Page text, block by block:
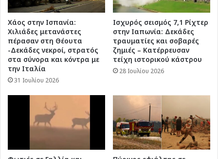
Χάος στην Ισπανία:
Χιλιάδες μετανάστες
πέρασαν στη Θέουτα
-Δεκάδες νεκροί, στρατός
στα σύνορα και κόντρα με
την Ιταλία
31 Ιουλίου 2026
Ισχυρός σεισμός 7,1 Ρίχτερ
στην Ιαπωνία: Δεκάδες
τραυματίες και σοβαρές
ζημιές – Κατέρρευσαν
τείχη ιστορικού κάστρου
28 Ιουλίου 2026